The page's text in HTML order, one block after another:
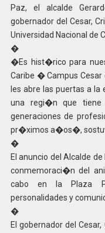
Paz, el alcalde
gobernador del Cesar,
Universidad Nacional de
�
�Es hist�rico para
Caribe � Campus Cesar
les abre las puertas a
una regi�n que tiene
generaciones de
pr�ximos a�os�,
�
El anuncio del Alcalde
conmemoraci�n del
cabo en la Plaza
personalidades y
�
El gobernador del